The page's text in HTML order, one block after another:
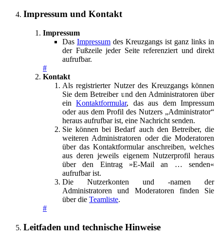
Impressum und Kontakt
Impressum
Das Impressum des Kreuzgangs ist ganz links in
der Fußzeile jeder Seite referenziert und direkt
aufrufbar.
#
Kontakt
Als registrierter Nutzer des Kreuzgangs können
Sie dem Betreiber und den Administratoren über
einKontaktformular, das aus dem Impressum
oder aus dem Profil des Nutzers „Administrator“
heraus aufrufbar ist, eine Nachricht senden.
Sie können bei Bedarf auch den Betreiber, die
weiteren Administratoren oder die Moderatoren
über das Kontaktformular anschreiben, welches
aus deren jeweils eigenem Nutzerprofil heraus
über den Eintrag »E-Mail an … senden«
aufrufbar ist.
Die Nutzerkonten und -namen der
Administratoren und Moderatoren finden Sie
über die Teamliste.
#
Leitfaden und technische Hinweise